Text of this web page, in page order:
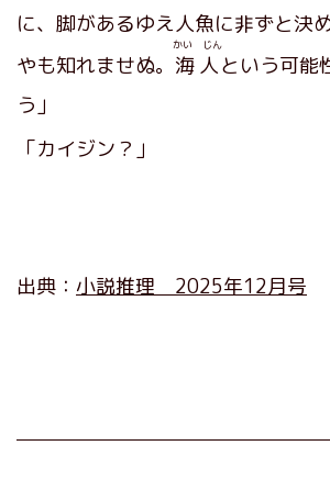
に、脚があるゆえ人魚に非ずと決
やも知れませぬ。 海人
かい じん
という可能
う」
「カイジン？」
出典： 小説推理 2025年12月号